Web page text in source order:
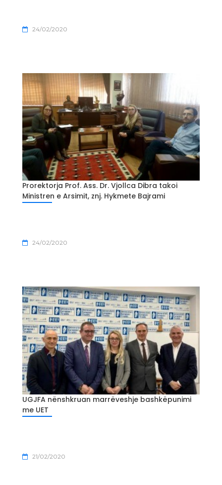
24/02/2020
Prorektorja Prof. Ass. Dr. Vjollca Dibra takoi
Ministren e Arsimit, znj. Hykmete Bajrami
24/02/2020
UGJFA nënshkruan marrëveshje bashkëpunimi
me UET
21/02/2020